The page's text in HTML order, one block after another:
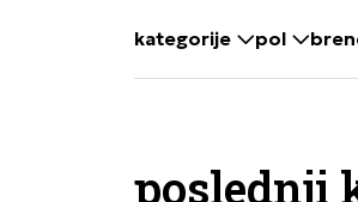
selecting a filter closes
kategorije pol
poslednji